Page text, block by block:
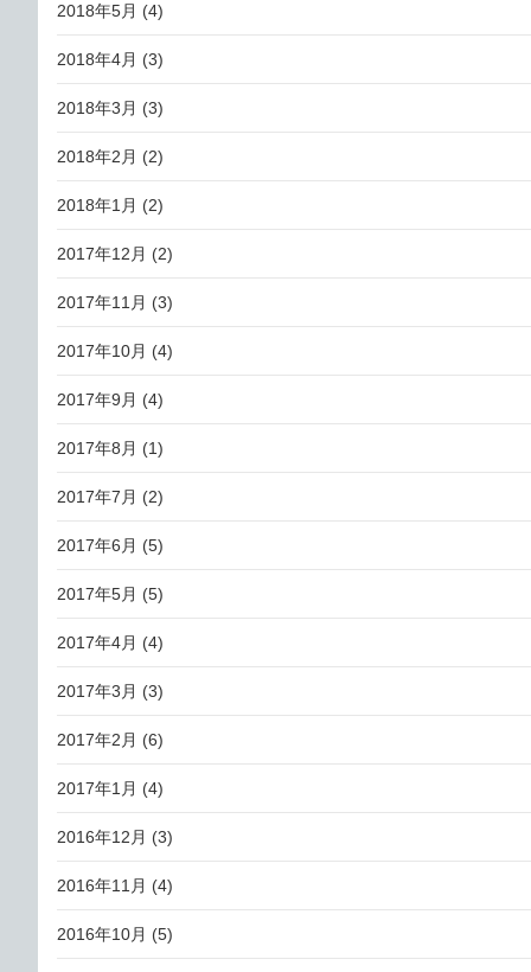
2018年5月 (4)
2018年4月 (3)
2018年3月 (3)
2018年2月 (2)
2018年1月 (2)
2017年12月 (2)
2017年11月 (3)
2017年10月 (4)
2017年9月 (4)
2017年8月 (1)
2017年7月 (2)
2017年6月 (5)
2017年5月 (5)
2017年4月 (4)
2017年3月 (3)
2017年2月 (6)
2017年1月 (4)
2016年12月 (3)
2016年11月 (4)
2016年10月 (5)